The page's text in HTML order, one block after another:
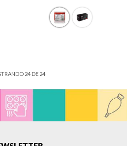
24DE 24